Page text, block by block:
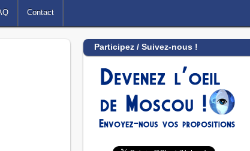
Contact
Participez / Suivez-nous !